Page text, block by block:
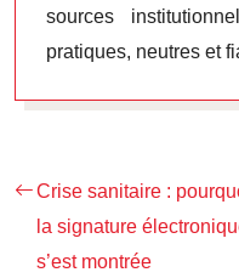
sources
pratiques, neutres et
Crise sanitaire :
la signature
s’est montrée